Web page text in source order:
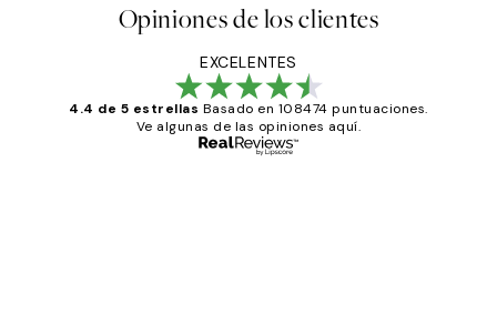
Opiniones de los clientes
EXCELENTES
4.4 de 5 estrellas Basado en 108474 puntuaciones.
Ve algunas de las opiniones aquí.